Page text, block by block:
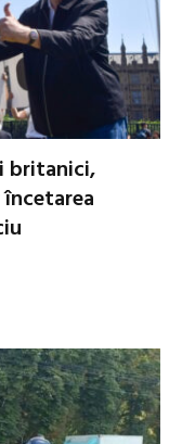
britanici,